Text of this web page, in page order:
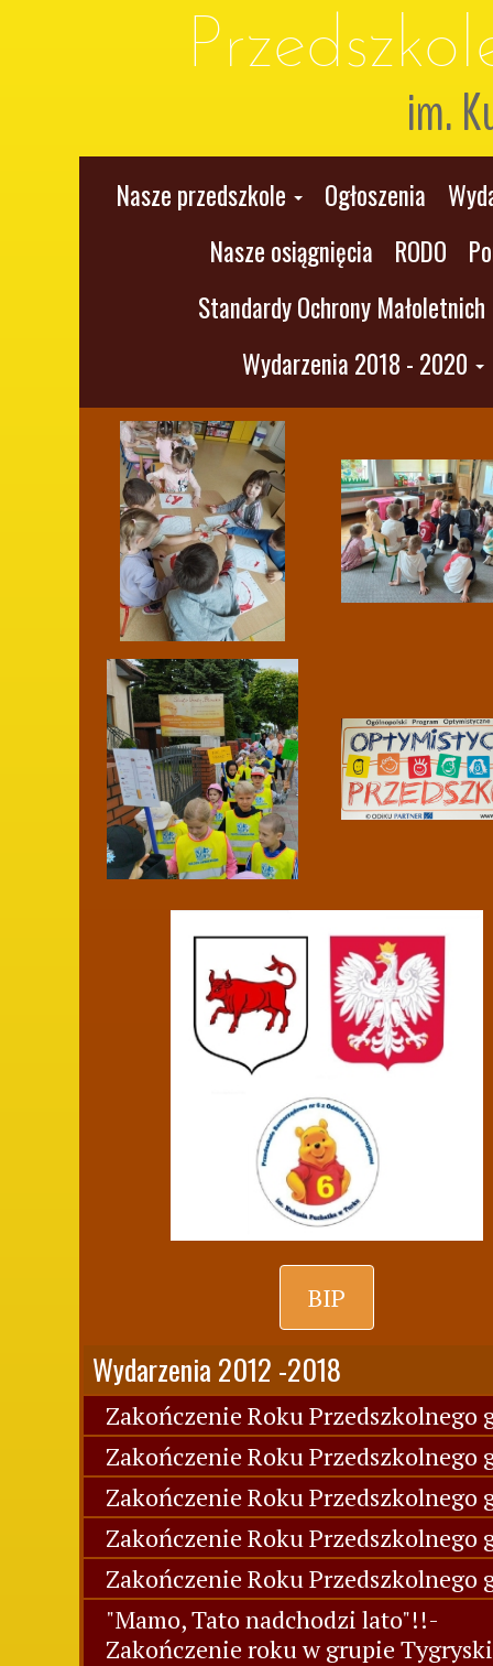
im.
Nasze przedszkole Ogłoszenia
Nasze osiągnięcia
RODO
Standardy Ochrony Małoletnich
Wydarzenia 2018 - 2020
BIP
Wydarzenia 2012 -2018
Zakończenie Roku Przedszkolnego
Zakończenie Roku Przedszkolnego
Zakończenie Roku Przedszkolnego
Zakończenie Roku Przedszkolnego
Zakończenie Roku Przedszkolnego
"Mamo, Tato nadchodzi lato"!!-
Zakończenie roku w grupie Tygryski